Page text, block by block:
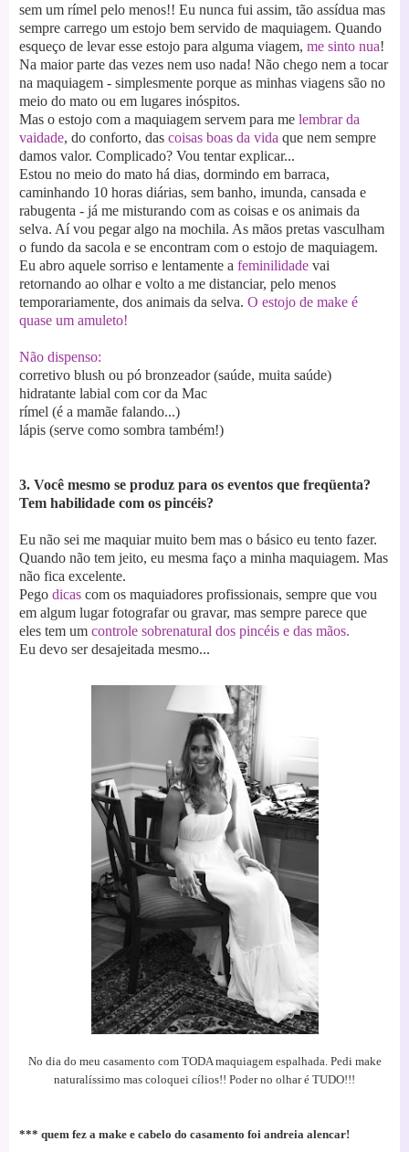
sem um rímel pelo menos!! Eu nunca fui assim, tão assídua mas
sempre carrego um estojo bem servido de maquiagem. Quando
esqueço de levar esse estojo para alguma viagem, me sinto nua!
Na maior parte das vezes nem uso nada! Não chego nem a tocar
na maquiagem - simplesmente porque as minhas viagens são no
meio do mato ou em lugares inóspitos.
Mas o estojo com a maquiagem servem para me lembrar da
vaidade, do conforto, das coisas boas da vida que nem sempre
damos valor. Complicado? Vou tentar explicar...
Estou no meio do mato há dias, dormindo em barraca,
caminhando 10 horas diárias, sem banho, imunda, cansada e
rabugenta - já me misturando com as coisas e os animais da
selva. Aí vou pegar algo na mochila. As mãos pretas vasculham
o fundo da sacola e se encontram com o estojo de maquiagem.
Eu abro aquele sorriso e lentamente a feminilidade vai
retornando ao olhar e volto a me distanciar, pelo menos
temporariamente, dos animais da selva. O estojo de make é
quase um amuleto!
Não dispenso:
corretivo blush ou pó bronzeador (saúde, muita saúde)
hidratante labial com cor da Mac
rímel (é a mamãe falando...)
lápis (serve como sombra também!)
3. Você mesmo se produz para os eventos que freqüenta?
Tem habilidade com os pincéis?
Eu não sei me maquiar muito bem mas o básico eu tento fazer.
Quando não tem jeito, eu mesma faço a minha maquiagem. Mas
não fica excelente.
Pego dicas com os maquiadores profissionais, sempre que vou
em algum lugar fotografar ou gravar, mas sempre parece que
eles tem um controle sobrenatural dos pincéis e das mãos.
Eu devo ser desajeitada mesmo...
No dia do meu casamento com TODA maquiagem espalhada. Pedi make
naturalíssimo mas coloquei cílios!! Poder no olhar é TUDO!!!
*** quem fez a make e cabelo do casamento foi andreia alencar!